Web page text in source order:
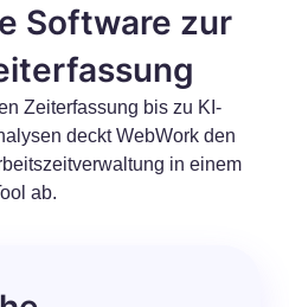
Software zur
Zeiterfassung bis zu KI-
deckt WebWork den
in einem
ab.